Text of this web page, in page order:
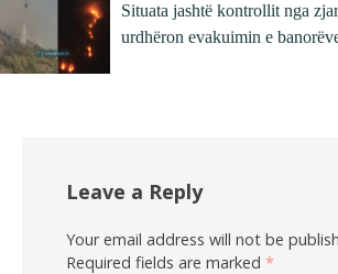
Situata jashtë kontrollit nga
urdhëron evakuimin e
Leave a Reply
Your email address will not be
Required fields are marked *